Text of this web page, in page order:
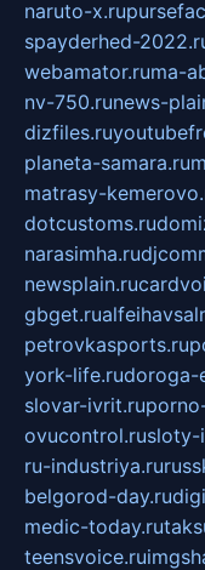
naruto-x.ru
spayderhed-
webamator.ruma-
nv-750.runews-
dizfiles.ru
planeta-samara.ru
matrasy-
dotcustoms.ru
narasimha.ru
newsplain.ru
gbget.ru
petrovkasports.ru
york-life.rudoroga-
slovar-ivrit.ru
ovucontrol.rusloty-
ru-industriya.ru
belgorod-day.ru
medic-today.ru
teensvoice.ru